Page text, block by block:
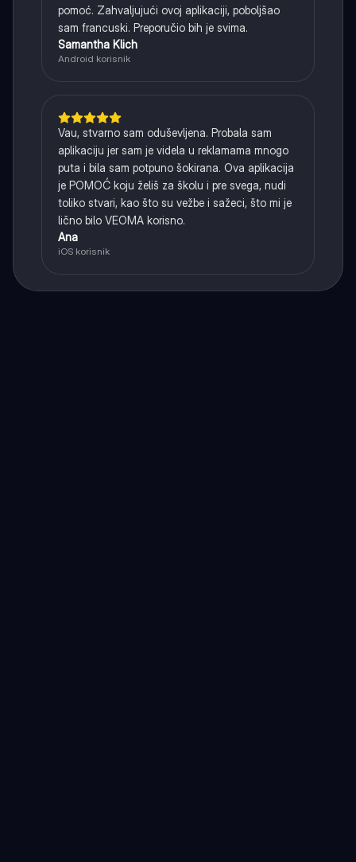
pomoć. Zahvaljujući ovoj aplikaciji, poboljšao
sam francuski. Preporučio bih je svima.
Samantha Klich
Android korisnik
Vau, stvarno sam oduševljena. Probala sam
aplikaciju jer sam je videla u reklamama mnogo
puta i bila sam potpuno šokirana. Ova aplikacija
je POMOĆ koju želiš za školu i pre svega, nudi
toliko stvari, kao što su vežbe i sažeci, što mi je
lično bilo VEOMA korisno.
Ana
iOS korisnik